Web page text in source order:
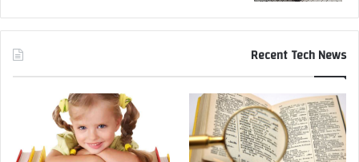
Recent Tech News